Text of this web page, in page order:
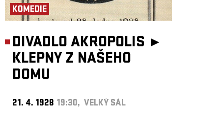
KOMEDIE
DIVADLO AKROPOLIS ►
KLEPNY Z NAŠEHO
DOMU
21. 4. 1928 19:30, VELKÝ SÁL